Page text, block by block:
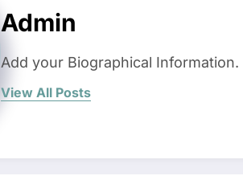
Admin
Add your Biographical Information.
View All Posts